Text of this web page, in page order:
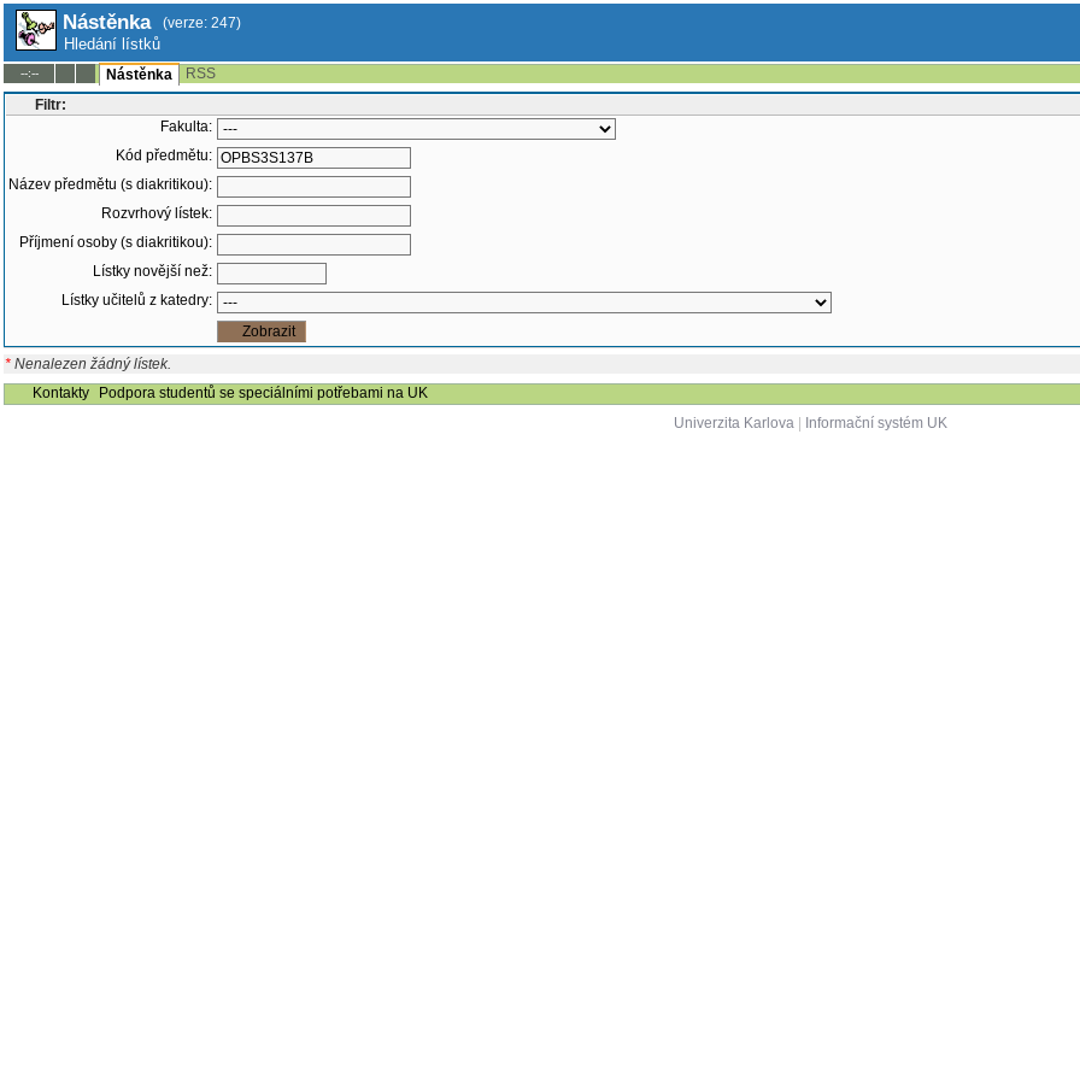
Nástěnka (verze: 247)
Hledání lístků
--:-- Nástěnka
RSS
Filtr:
Fakulta:
Kód předmětu:
Název předmětu (s diakritikou):
Rozvrhový lístek:
Příjmení osoby (s diakritikou):
Lístky novější než:
Lístky učitelů z katedry:
* Nenalezen žádný lístek.
Kontakty
Podpora studentů se speciálními potřebami na UK
Univerzita Karlova| Informační systém UK